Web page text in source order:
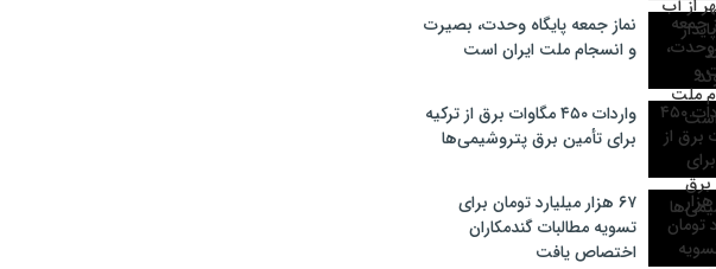
نماز جمعه پایگاه وحدت، بصیرت
و انسجام ملت ایران است
واردات ۴۵۰ مگاوات برق از ترکیه
برای تأمین برق پتروشیمی‌ها
۶۷ هزار میلیارد تومان برای
تسویه مطالبات گندمکاران
اختصاص یافت